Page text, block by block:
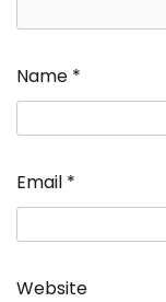
Name *
Email *
Website